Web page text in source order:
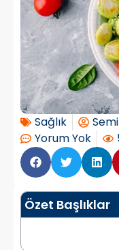
Sağlık
Yorum Yok
Özet Başlıklar